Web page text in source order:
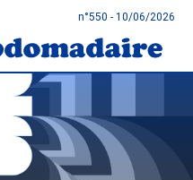
n°550 - 10/06/2026